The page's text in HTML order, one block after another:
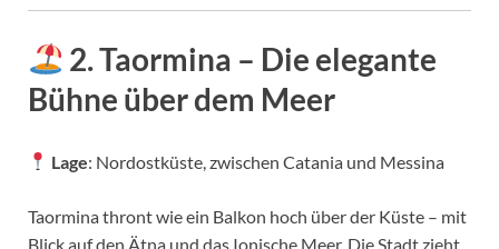
2. Taormina – Die elegante
Bühne über dem Meer
Lage: Nordostküste, zwischen Catania und Messina
Taormina thront wie ein Balkon hoch über der Küste – mit
Blick auf den Ätna und das Ionische Meer. Die Stadt zieht